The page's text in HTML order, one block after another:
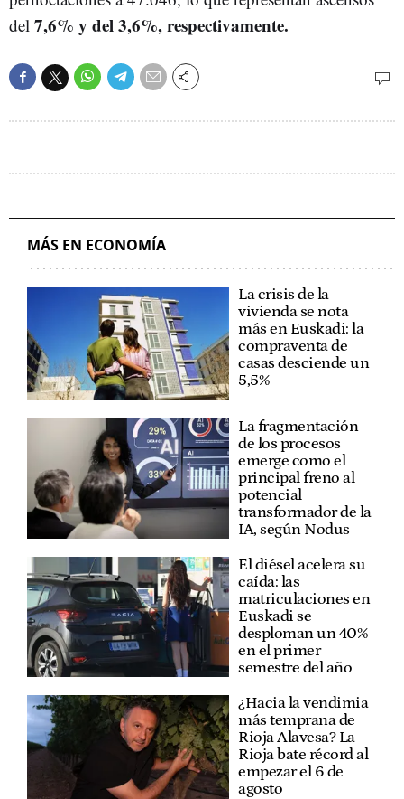
del 7,6% y del 3,6%, respectivamente.
MÁS EN ECONOMÍA
La crisis de la
vivienda se nota
más en Euskadi: la
compraventa de
casas desciende un
5,5%
La fragmentación
de los procesos
emerge como el
principal freno al
potencial
transformador de la
IA, según Nodus
El diésel acelera su
caída: las
matriculaciones en
Euskadi se
desploman un 40%
en el primer
semestre del año
¿Hacia la vendimia
más temprana de
Rioja Alavesa? La
Rioja bate récord al
empezar el 6 de
agosto